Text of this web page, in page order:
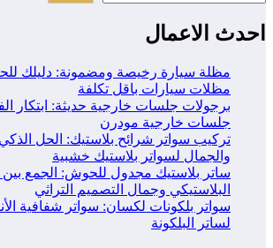
احدث الاعمال
مظلة سيارة رخيصة ومضمونة: دليلك
مظلات سيارات باقل تكلفة
برجولات جلسات خارجية حديثة: ابتكار
جلسات خارجية مودرن
تركيب سواتر شرائح بلاستيك: الحل
والجمال لسواتر بلاستيك خشبية
ساتر بلاستيك مجدول للحوش: الجمع
البلاستيكي وجمال التصميم التراثي
سواتر بلكونات لكسان: سواتر شفافية
لساتر البلكونة